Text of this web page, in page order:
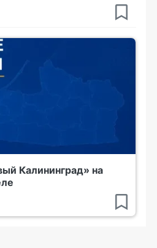
Калининград» на